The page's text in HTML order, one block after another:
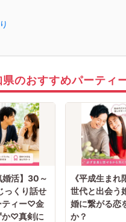
約のキャンセルや天災等が発生した場合はこ
なった場合のご連絡は、ご登録のメールアド
るよう人数調整を行っておりますが、ご予
数4名以上
数18名程度
の提供はございません。
り上記の最少催行人数を下回った場合、参
います。
県のおすすめパーティ
婚活】30～
くり話せ
ティー♡金
か♡真剣に
《平成生ま
世代と出会う
婚に繋がる恋
か？